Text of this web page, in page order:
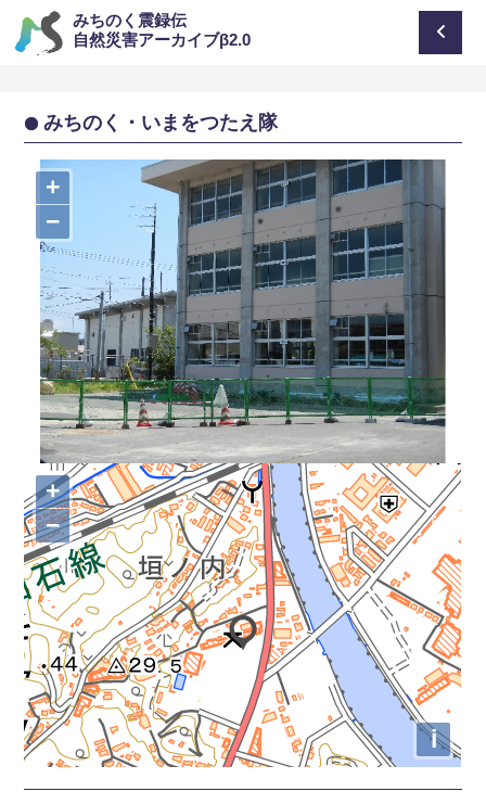
みちのく震録伝
自然災害アーカイブβ2.0
みちのく・いまをつたえ隊
+
−
+
−
i